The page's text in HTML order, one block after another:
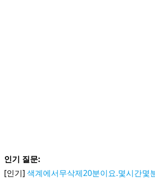
인기 질문:
[인기] 색계에서무삭제20분이요.몇시간몇